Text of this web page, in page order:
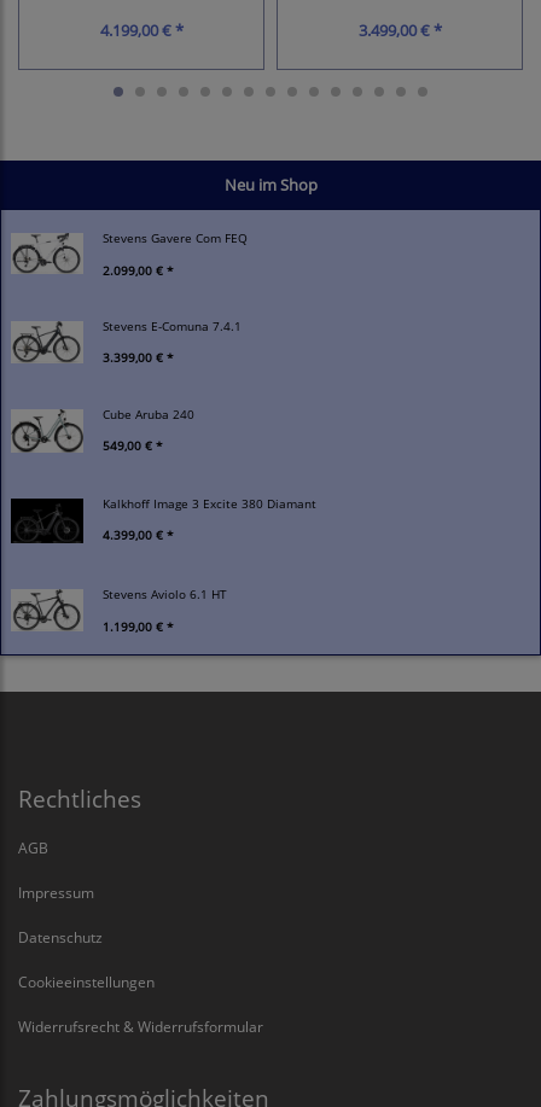
Neu im Shop
Stevens Gavere Com FEQ
2.099,00 € *
Stevens E-Comuna 7.4.1
3.399,00 € *
Cube Aruba 240
549,00 € *
Kalkhoff Image 3 Excite 380 Diamant
4.399,00 € *
Stevens Aviolo 6.1 HT
1.199,00 € *
4.199,00 € * 3.499,00 € *
Rechtliches
AGB
Impressum
Datenschutz
Cookieeinstellungen
Widerrufsrecht & Widerrufsformular
Zahlungsmöglichkeiten